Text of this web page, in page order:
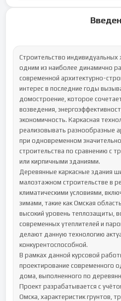
Строительство
одним из наиболее динамично
современной архитектурно-
интерес в последние годы
домостроение, которое
возведения,
экономичность. Каркасная
реализовывать разнообразные
при одновременном
строительства по сравнению с
или кирпичными зданиями.
Деревянные каркасные здания
малоэтажном строительстве в
климатическими условиями,
зимами, такие как Омская
высокий уровень теплозащиты,
современных утеплителей и
делают данную технологию
конкурентоспособной.
В рамках данной курсовой
проектирование современного
дома, выполненного по
Проект разрабатывается с
Омска, характеристик грунтов,